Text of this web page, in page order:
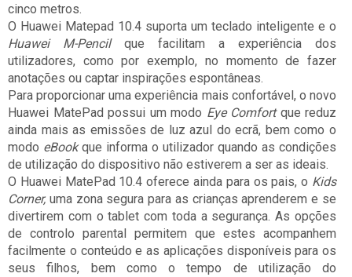
cinco metros.
O Huawei Matepad 10.4 suporta um teclado inteligente e o
Huawei M-Pencilque facilitam a experiência dos
utilizadores, como por exemplo, no momento de fazer
anotações ou captar inspirações espontâneas.
Para proporcionar uma experiência mais confortável, o novo
Huawei MatePad possui um modo Eye Comfort que reduz
ainda mais as emissões de luz azul do ecrã, bem como o
modo eBookque informa o utilizador quando as condições
de utilização do dispositivo não estiverem a ser as ideais.
O Huawei MatePad 10.4 oferece ainda para os pais, o Kids
Corner,uma zona segura para as crianças aprenderem e se
divertirem com o tablet com toda a segurança. As opções
de controlo parental permitem que estes acompanhem
facilmente o conteúdo e as aplicações disponíveis para os
seus filhos, bem como o tempo de utilização do